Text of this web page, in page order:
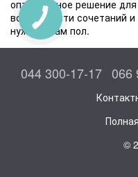
оптимальное решение
возможности сочетаний
нужный вам пол.
044 300-17-17 066
©
КНОПКА
СВЯЗИ